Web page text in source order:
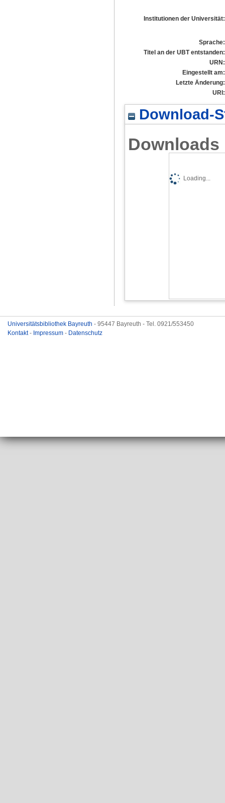
Institutionen der Universität:
Sprache:
Titel an der UBT entstanden:
URN:
Eingestellt am:
Letzte Änderung:
URI:
Download-
Downloads
Loading...
Universitätsbibliothek Bayreuth - 95447 Bayreuth - Tel. 0921/553450
Kontakt- Impressum - Datenschutz